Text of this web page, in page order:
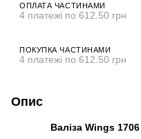
ОПЛАТА ЧАСТИНАМИ
4 платежі по 612.50 грн
ПОКУПКА ЧАСТИНАМИ
4 платежі по 612.50 грн
Опис
Валіза Wings